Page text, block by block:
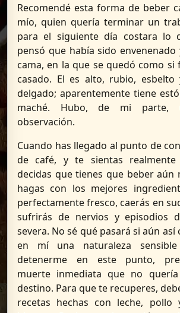
Recomendé esta forma de beber
mío, quien quería terminar un
para el siguiente día costara lo
pensó que había sido envenenado
cama, en la que se quedó como si
casado. El es alto, rubio, esbelto
delgado; aparentemente tiene
maché. Hubo, de mi parte,
observación.
Cuando has llegado al punto de
de café, y te sientas
decidas que tienes que beber aún
hagas con los mejores
perfectamente fresco, caerás en
sufrirás de nervios y episodios
severa. No sé qué pasará si aún así
en mí una naturaleza
detenerme en este punto,
muerte inmediata que no
destino. Para que te recuperes,
recetas hechas con leche, pollo